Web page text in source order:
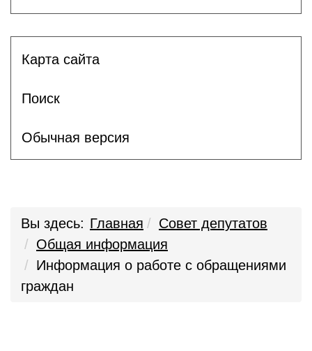
Карта сайта
Поиск
Обычная версия
Вы здесь: Главная
Совет депутатов
Общая информация
Информация о работе с обращениями
граждан